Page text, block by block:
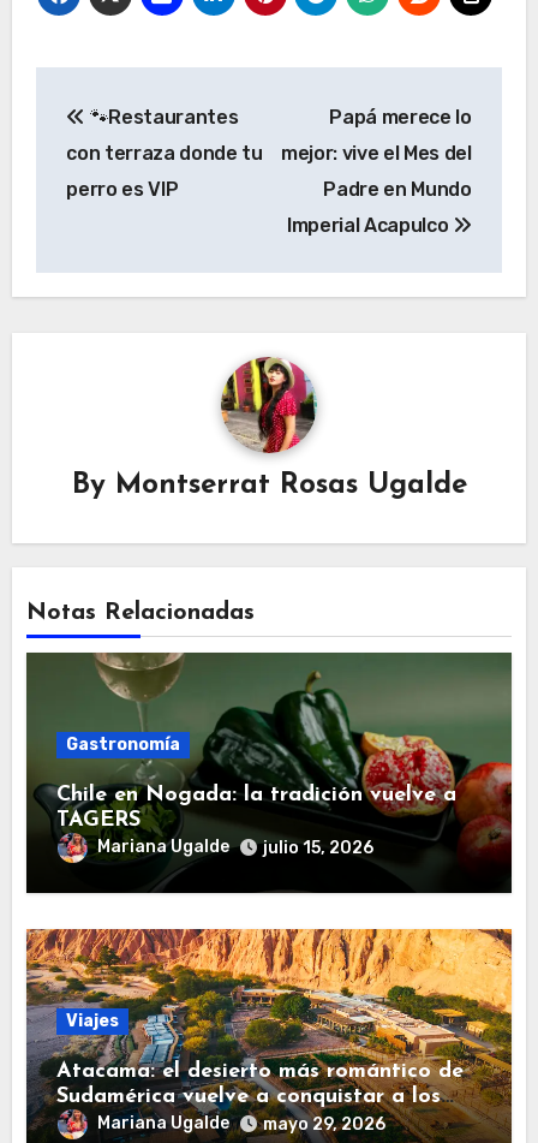
de
entradas
🐾Restaurantes
con terraza donde tu
perro es VIP
Papá merece lo
mejor: vive el Mes del
Padre en Mundo
Imperial Acapulco
By Montserrat Rosas Ugalde
Notas Relacionadas
Gastronomía
Chile en Nogada: la tradición vuelve a
TAGERS
Mariana Ugalde julio 15, 2026
Viajes
Atacama: el desierto más romántico de
Sudamérica vuelve a conquistar a los
viajerosMariana Ugalde mayo 29, 2026